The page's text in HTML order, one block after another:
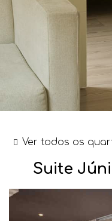
Ver todos os
Suite